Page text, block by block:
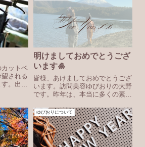
ットベ
される
。出来
方も多
合わせ
され...
明けましておめでとうござ
います🎍
皆様、あけましておめでとうござ
います。訪問美容ゆびおりの大野
です。昨年は、本当に多くの素晴
た。ご自宅でリラックスしながら
お話ししてくださったお客様、施
設で「待ってたよ」と笑顔で迎え
てくださった皆様、そしてご家
族...
ゆびおりについて